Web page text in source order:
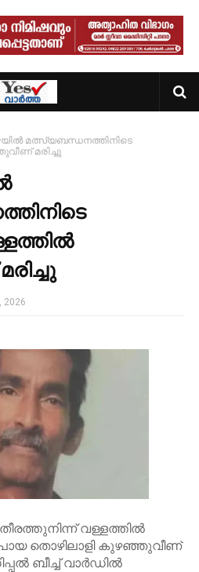
മത്സ്യബന്ധനത്തിനിടെ
മരിച്ചു
2026
തീരത്തുനിന്ന് വള്ളത്തിൽ
തൊഴിലാളി കുഴഞ്ഞുവീണ്
ബീച്ച് വാർഡിൽ